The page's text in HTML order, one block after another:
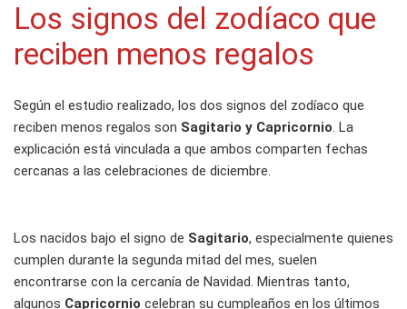
Los signos del zodíaco que
reciben menos regalos
Según el estudio realizado, los dos signos del zodíaco que
reciben menos regalos son Sagitario y Capricornio. La
explicación está vinculada a que ambos comparten fechas
cercanas a las celebraciones de diciembre.
Los nacidos bajo el signo de Sagitario, especialmente quienes
cumplen durante la segunda mitad del mes, suelen
encontrarse con la cercanía de Navidad. Mientras tanto,
algunos Capricornio celebran su cumpleaños en los últimos